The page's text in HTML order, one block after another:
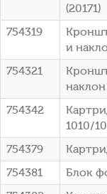
(20171)
754319
и
754321
754342
1010/
754379
754381
Блок